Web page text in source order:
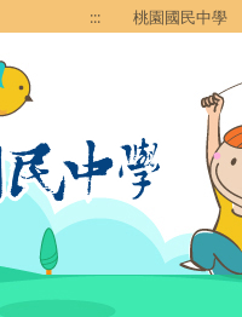
::: 桃園國民中學